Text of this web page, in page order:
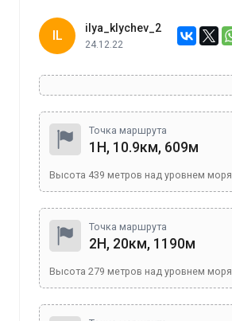
IL
ilya_klychev_2
24.12.22
Точка маршрута
1Н, 10.9км, 609м
Высота 439 метров над уровнем моря
Точка маршрута
2Н, 20км, 1190м
Высота 279 метров над уровнем моря